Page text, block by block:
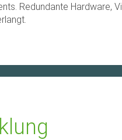
Redundante Hardware,